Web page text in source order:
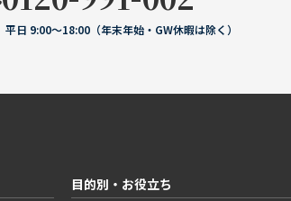
平日 9:00〜18:00（年末年始・GW休暇は除く）
目的別・お役立ち